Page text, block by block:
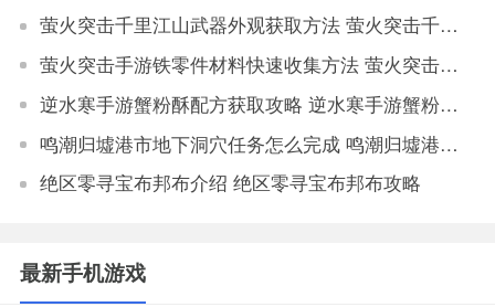
萤火突击千里江山武器外观获取方法 萤火突击千里江山如何获取武器外观
萤火突击手游铁零件材料快速收集方法 萤火突击手游铁零件材料获取地点大全
逆水寒手游蟹粉酥配方获取攻略 逆水寒手游蟹粉酥配方怎么获得
鸣潮归墟港市地下洞穴任务怎么完成 鸣潮归墟港市地下洞穴任务完成攻略
绝区零寻宝布邦布介绍 绝区零寻宝布邦布攻略
最新手机游戏